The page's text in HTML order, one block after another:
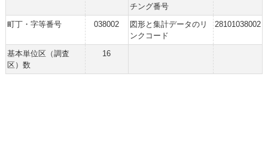
チング番号
町丁・字等番号 038002
図形と集計データのリ
ンクコード
28101038002
基本単位区（調査
区）数
16